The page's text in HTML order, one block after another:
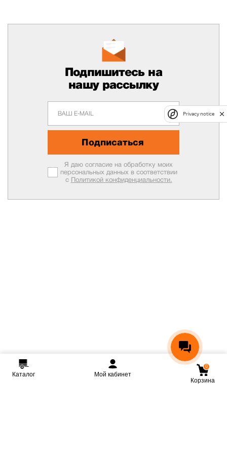
Подпишитесь на
нашу рассылку
Подписаться
Я даю согласие на обработку моих
персональных данных в соответствии
с Политикой конфиденциальности.
Каталог Мой кабинет
0
Корзина
Privacy notice